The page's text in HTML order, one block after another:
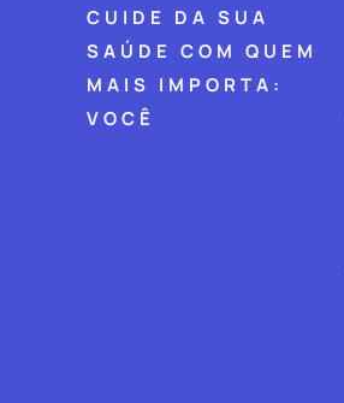
CUIDE DA SUA
SAÚDE COM QUEM
MAIS IMPORTA:
VOCÊ